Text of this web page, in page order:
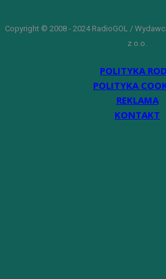
Copyright © 2008 - 2024 RadioGOL /
z o.o.
POLITYKA
POLITYKA
REKLAMA
KONTAKT